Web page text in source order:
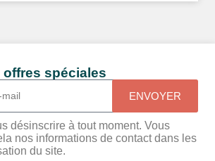
offres spéciales
désinscrire à tout moment. Vous
nos informations de contact dans les
du site.
ENVOYER